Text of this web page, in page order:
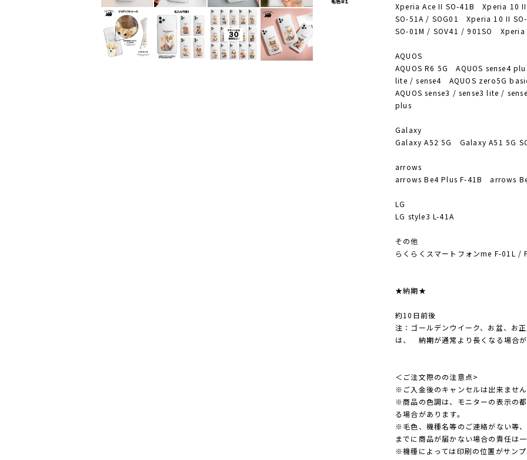
Xperia Ace II SO-41B Xperia
SO-51A / SOG01 Xperia 10 II
SO-01M / SOV41 / 901SO
AQUOS
AQUOS R6 5G AQUOS sense4
lite / sense4 AQUOS zero5G
AQUOS sense3 / sense3 lite /
plus
Galaxy
Galaxy A52 5G Galaxy A51 5G
arrows
arrows Be4 Plus F-41B arrows
LG
LG style3 L-41A
その他
らくらくスマートフォンme F-01L
★納期★
約10日前後
注：ゴールデンウイーク、お盆、お
は、 納期が通常より長くなる場合
＜ご注文際のの注意点>
※ご入金後のキャンセルは出来ませ
※商品の色調は、モニターの表示の
る場合があります。
※毛色、機種名等のご連絡がない等
までに商品が届かない場合の責任は
※機種によっては印刷の位置がサン